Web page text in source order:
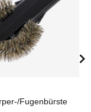
Fugenbürste